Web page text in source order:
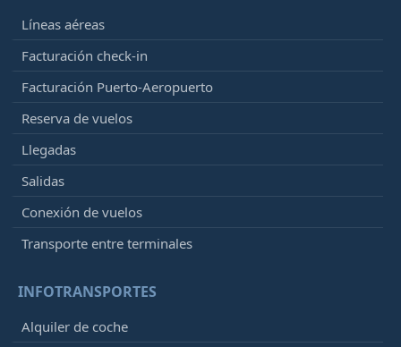
Líneas aéreas
Facturación check-in
Facturación Puerto-Aeropuerto
Reserva de vuelos
Llegadas
Salidas
Conexión de vuelos
Transporte entre terminales
INFOTRANSPORTES
Alquiler de coche